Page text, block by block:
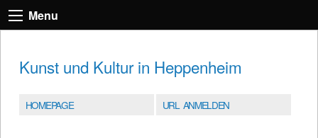
Menu
Kunst und Kultur in Heppenheim
HOMEPAGE URL ANMELDEN